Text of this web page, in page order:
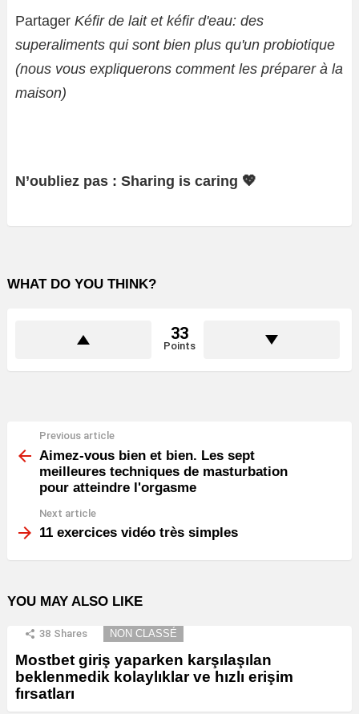
Partager Kéfir de lait et kéfir d'eau: des
superaliments qui sont bien plus qu'un probiotique
(nous vous expliquerons comment les préparer à la
maison)
N’oubliez pas : Sharing is caring 💖
WHAT DO YOU THINK?
33
Points
more
Previous article
Aimez-vous bien et bien. Les sept
meilleures techniques de masturbation
pour atteindre l'orgasme
Next article
11 exercices vidéo très simples
YOU MAY ALSO LIKE
38 Shares NON CLASSÉ
Mostbet giriş yaparken karşılaşılan
beklenmedik kolaylıklar ve hızlı erişim
fırsatları